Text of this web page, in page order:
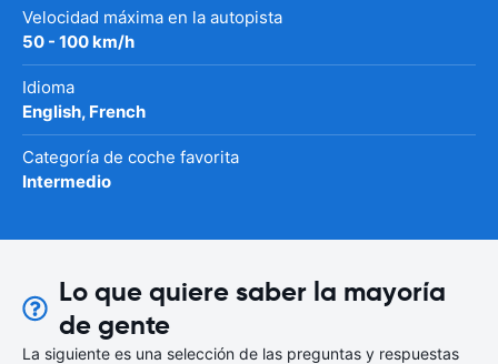
Velocidad máxima en la autopista
50 - 100 km/h
Idioma
English, French
Categoría de coche favorita
Intermedio
Lo que quiere saber la mayoría
de gente
La siguiente es una selección de las preguntas y respuestas